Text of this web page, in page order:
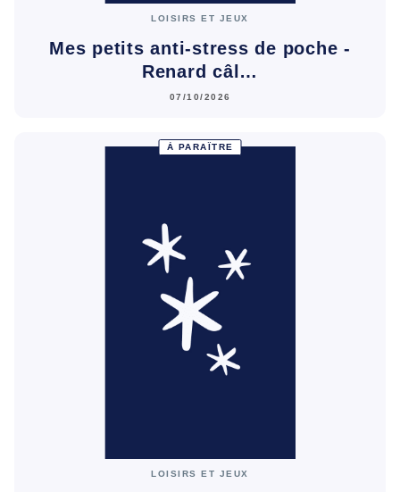
LOISIRS ET JEUX
Mes petits anti-stress de poche -
Renard câl…
07/10/2026
À PARAÎTRE
LOISIRS ET JEUX